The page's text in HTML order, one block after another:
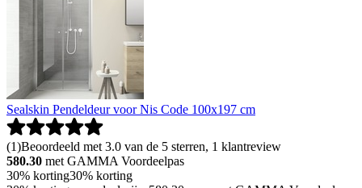
Sealskin Pendeldeur voor Nis Code 100x197 cm
(1)Beoordeeld met 3.0 van de 5 sterren, 1 klantreview
580.30 met GAMMA Voordeelpas
30% korting30% korting